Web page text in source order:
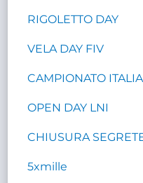
RIGOLETTO DAY
VELA DAY FIV
CAMPIONATO
OPEN DAY LNI
CHIUSURA
5xmille